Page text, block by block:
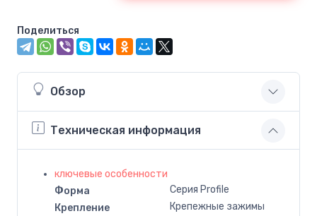
Поделиться
Обзор
Техническая информация
ключевые особенности
Форма
Серия Profile
Крепление
Крепежные зажимы